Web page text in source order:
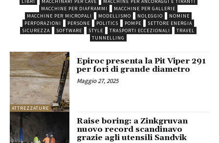
LIBRI
MACCHINARI PER CAVE
MACCHINE PER ANCORAGGI E TIRANTI
MACCHINE PER DIAFRAMMI
MACCHINE PER GALLERIE
MACCHINE PER MICROPALI
MODELLISMO NOLEGGIO
NOMINE
PERFORAZIONI
PERSONE POLITICS POMPE
SETTORE ENERGIA
SICUREZZA
SOFTWARE STYLE TRASPORTI ECCEZIONALI
TRAVEL
TUNNELLING
ATTREZZATURE
Epiroc presenta la Pit Viper 291
per fori di grande diametro
Maggio 27, 2025
Raise boring: a Zinkgruvan
nuovo record scandinavo
grazie agli utensili Sandvik